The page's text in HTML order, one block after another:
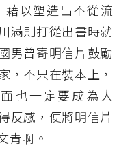
藉以塑造出不從流
滿則打從出書時就
男曾寄明信片鼓勵
，不只在裝本上，
也一定要成為大
反感，便將明信片
青啊。